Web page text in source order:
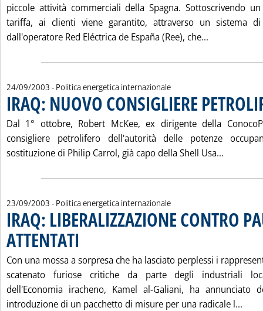
piccole attività commerciali della Spagna. Sottoscrivendo
tariffa, ai clienti viene garantito, attraverso un sistema di
dall'operatore Red Eléctrica de España (Ree), che...
24/09/2003 - Politica energetica internazionale
IRAQ: NUOVO CONSIGLIERE
Dal 1° ottobre, Robert McKee, ex dirigente della
consigliere petrolifero dell'autorità delle potenze
sostituzione di Philip Carrol, già capo della Shell Usa...
23/09/2003 - Politica energetica internazionale
IRAQ: LIBERALIZZAZIONE CONTRO
ATTENTATI
Con una mossa a sorpresa che ha lasciato perplessi i
scatenato furiose critiche da parte degli industriali
dell'Economia iracheno, Kamel al-Galiani, ha annunciato
introduzione di un pacchetto di misure per una radicale l...